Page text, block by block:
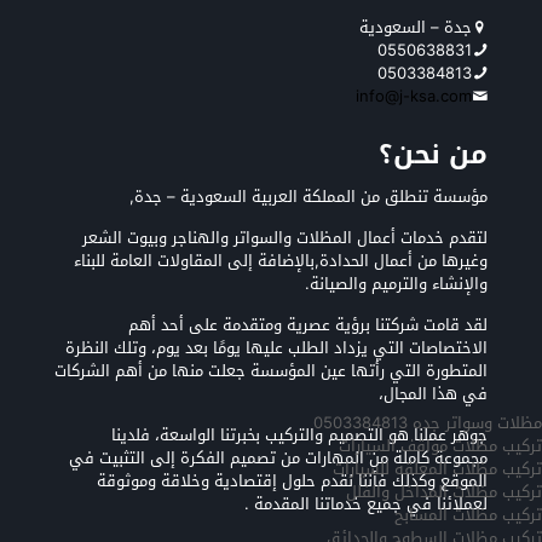
جدة – السعودية
0550638831
0503384813
info@j-ksa.com
من نحن؟
مؤسسة تنطلق من المملكة العربية السعودية – جدة,
لتقدم خدمات أعمال المظلات والسواتر والهناجر وبيوت الشعر
وغيرها من أعمال الحدادة,بالإضافة إلى المقاولات العامة للبناء
والإنشاء والترميم والصيانة.
لقد قامت شركتنا برؤية عصرية ومتقدمة على أحد أهم
الاختصاصات التي يزداد الطلب عليها يومًا بعد يوم، وتلك النظرة
المتطورة التي رأتها عين المؤسسة جعلت منها من أهم الشركات
في هذا المجال،
جوهر عملنا هو التصميم والتركيب بخبرتنا الواسعة، فلدينا
مجموعة كاملة من المهارات من تصميم الفكرة إلى التثبيت في
الموقع وكذلك فأننا نقدم حلول إقتصادية وخلاقة وموثوقة
لعملائنا في جميع خدماتنا المقدمة .
مظلات وسواتر جده 0503384813
تركيب مظلات مواقف السيارات
تركيب مظلات المعلقه للسيارات
تركيب مظلات المداخل والفلل
تركيب مظلات المسابح